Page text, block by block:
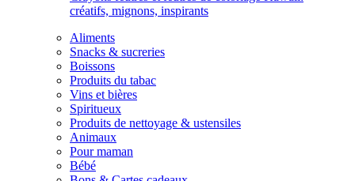
créatifs, mignons, inspirants
Aliments
Snacks & sucreries
Boissons
Produits du tabac
Vins et bières
Spiritueux
Produits de nettoyage & ustensiles
Animaux
Pour maman
Bébé